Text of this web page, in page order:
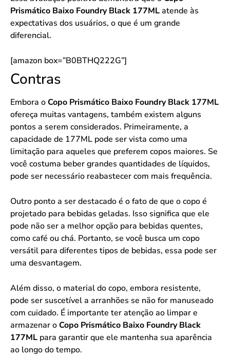
Prismático Baixo Foundry Black 177MLatende às
expectativas dos usuários, o que é um grande
diferencial.
[amazon box=”B0BTHQ222G”]
Contras
Embora oCopo Prismático Baixo Foundry Black 177ML
ofereça muitas vantagens, também existem alguns
pontos a serem considerados. Primeiramente, a
capacidade de 177ML pode ser vista como uma
limitação para aqueles que preferem copos maiores. Se
você costuma beber grandes quantidades de líquidos,
pode ser necessário reabastecer com mais frequência.
Outro ponto a ser destacado é o fato de que o copo é
projetado para bebidas geladas. Isso significa que ele
pode não ser a melhor opção para bebidas quentes,
como café ou chá. Portanto, se você busca um copo
versátil para diferentes tipos de bebidas, essa pode ser
uma desvantagem.
Além disso, o material do copo, embora resistente,
pode ser suscetível a arranhões se não for manuseado
com cuidado. É importante ter atenção ao limpar e
armazenar oCopo Prismático Baixo Foundry Black
177ML para garantir que ele mantenha sua aparência
ao longo do tempo.